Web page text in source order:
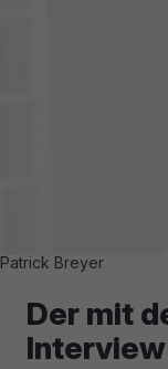
Patrick Breyer
Der mit